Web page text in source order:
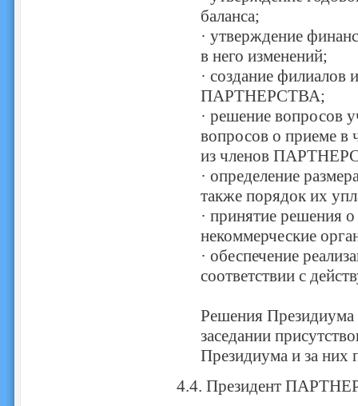
баланса;
· утверждение
в него изменений;
· создание филиалов
ПАРТНЕРСТВА;
· решение вопросов
вопросов о приеме
из членов
· определение
также порядок их
· принятие
некоммерческие
· обеспечение
соответствии с
Решения
заседании
Президиума и за них
4.4. Президент